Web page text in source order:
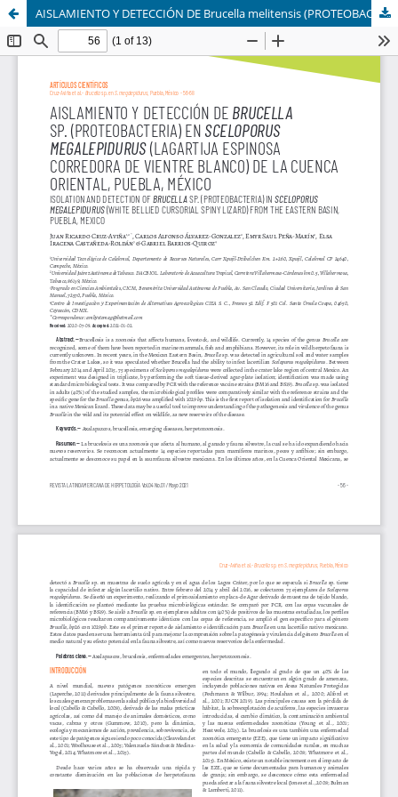
AISLAMIENTO Y DETECCIÓN DE Brucella melitensis (PROTEOBACTERIA) EN LA LAGARTIJA ESPINOSA CORREDORA DE VIENTRE BLANCO (Sceloporus megalepidurus) DE LA CUENCA ORIENTAL, PUEBLA, MÉXICO.